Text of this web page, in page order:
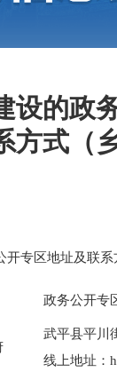
设的政
方式（
开专区地址及联系
政务公开专
武平县平川
线上地址：